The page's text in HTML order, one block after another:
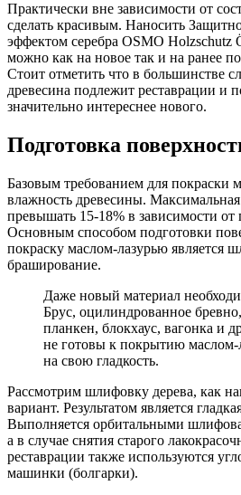
Практически вне зависимости от
сделать красивым. Наносить
эффектом серебра OSMO Holzschutz
можно как на новое так и на ранее
Стоит отметить что в большинстве
древесина подлежит реставрации и
значительно интереснее нового.
Подготовка
Базовым требованием для покраски
влажность древесины.
превышать 15-18% в зависимости
Основным способом подготовки
покраску маслом-лазурью является
браширование.
Даже новый материал
Брус, оцилиндрованное бревно,
планкен, блокхаус, вагонка и
не готовы к покрытию маслом-
на свою гладкость.
Рассмотрим шлифовку дерева, как
вариант. Результатом является
Выполняется орбитальными
а в случае снятия старого
реставрации также используются
машинки (болгарки).